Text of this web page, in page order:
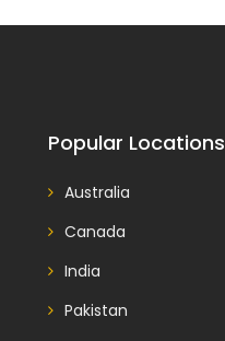
Popular Locations
Australia
Canada
India
Pakistan